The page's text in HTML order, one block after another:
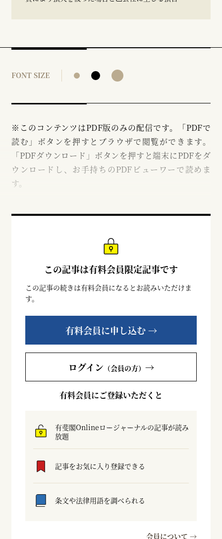
FONT SIZE
※このコンテンツはPDF版のみの配信です。「PDFで
読む」ボタンを押すとブラウザで閲覧ができます。
「PDFダウンロード」ボタンを押すと端末にPDFをダ
ウンロードし、お手持ちのPDFビューワーで読めま
す。
この記事は有料会員限定記事です
この記事の続きは有料会員になるとお読みいただけま
す。
有料会員に申し込む →
ログイン （会員の方） →
有料会員にご登録いただくと
有斐閣Onlineロージャーナルの記事が読み
放題
記事をお気に入り登録できる
条文や法律用語を調べられる
会員について →